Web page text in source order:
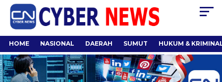
HOME NASIONAL DAERAH SUMUT HUKUM &